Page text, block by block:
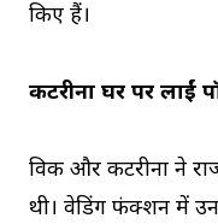
किए हैं।
कटरीना घर पर लाईं
विकी और कटरीना ने
थी। वेडिंग फंक्शन में